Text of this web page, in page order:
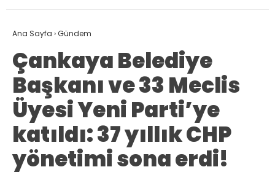
Ana Sayfa ›Gündem
Çankaya Belediye
Başkanı ve 33 Meclis
Üyesi Yeni Parti’ye
katıldı: 37 yıllık CHP
yönetimi sona erdi!